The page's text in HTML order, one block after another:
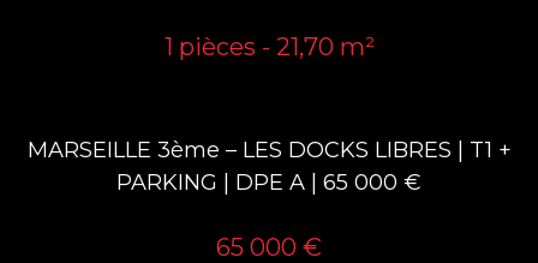
1 pièces - 21,70 m²
MARSEILLE 3ème – LES DOCKS LIBRES | T1 +
PARKING | DPE A | 65 000 €
65 000 €